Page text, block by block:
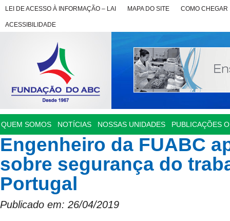
LEI DE ACESSO À INFORMAÇÃO – LAI MAPA DO SITE COMO CHEGAR
ACESSIBILIDADE
QUEM SOMOS NOTÍCIAS NOSSAS UNIDADES PUBLICAÇÕES
Engenheiro da FUABC
sobre segurança do
Portugal
Publicado em: 26/04/2019